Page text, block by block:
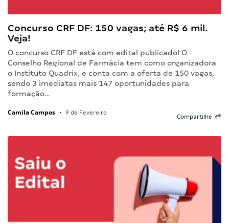
Concurso CRF DF: 150 vagas; até R$ 6 mil.
Veja!
O concurso CRF DF está com edital publicado! O
Conselho Regional de Farmácia tem como organizadora
o Instituto Quadrix, e conta com a oferta de 150 vagas,
sendo 3 imediatas mais 147 oportunidades para
formação…
Camila Campos • 9 de Fevereiro
Compartilhe